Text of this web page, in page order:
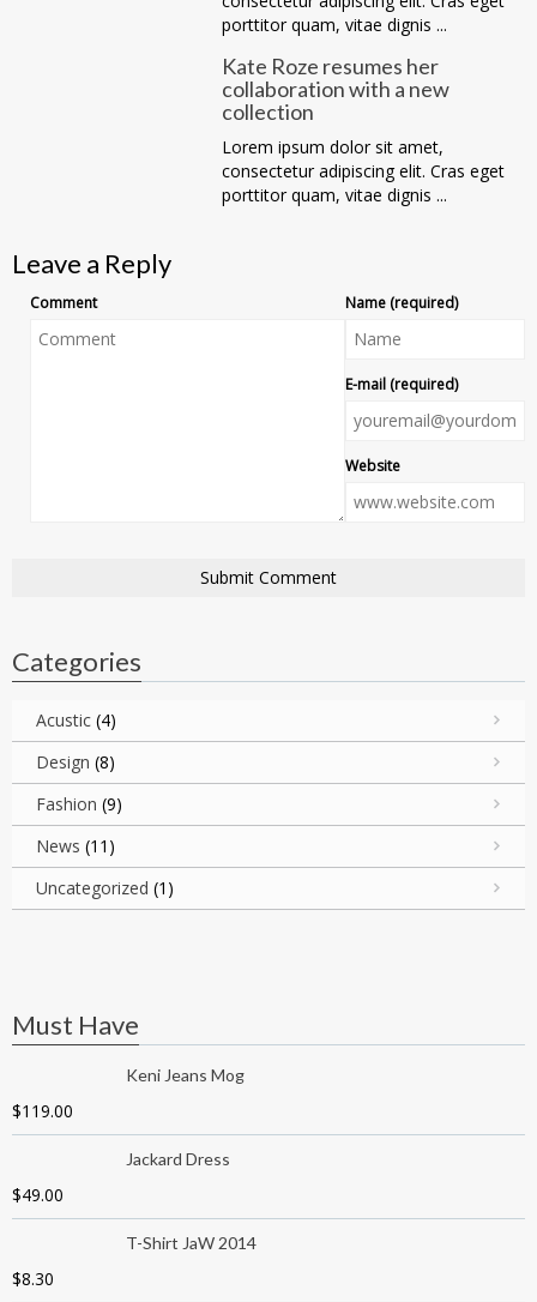
porttitor quam, vitae dignis ...
Kate Roze resumes her
collaboration with a new
collection
Lorem ipsum dolor sit amet,
consectetur adipiscing elit. Cras eget
porttitor quam, vitae dignis ...
Leave a Reply
Comment Name (required)
E-mail (required)
Website
Categories
Acustic (4)
Design (8)
Fashion (9)
News (11)
Uncategorized (1)
Must Have
Keni Jeans Mog
$119.00
Jackard Dress
$49.00
T-Shirt JaW 2014
$8.30